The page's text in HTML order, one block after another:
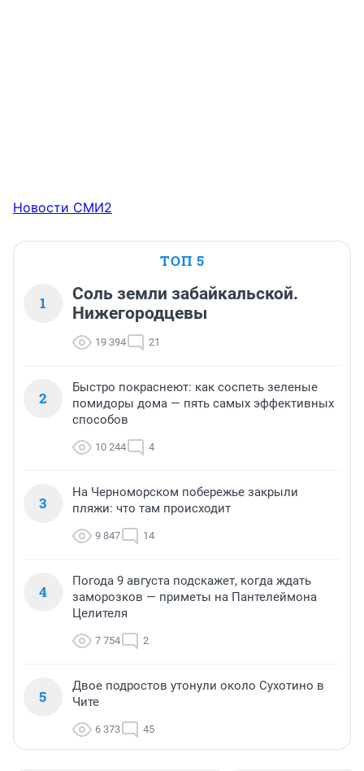
Новости СМИ2
ТОП 5
1
Соль земли забайкальской.
Нижегородцевы
19 394 21
2
Быстро покраснеют: как соспеть зеленые
помидоры дома — пять самых эффективных
способов
10 244 4
3
На Черноморском побережье закрыли
пляжи: что там происходит
9 847 14
4
Погода 9 августа подскажет, когда ждать
заморозков — приметы на Пантелеймона
Целителя
7 754 2
5
Двое подростов утонули около Сухотино в
Чите
6 373 45